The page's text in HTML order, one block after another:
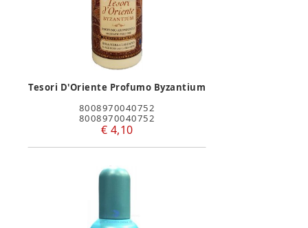
Tesori D'Oriente Profumo Byzantium
8008970040752
8008970040752
€ 4,10